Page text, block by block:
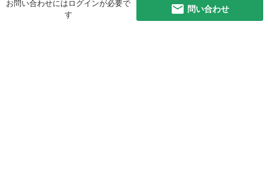
お問い合わせにはログインが必要で
す
問い合わせ